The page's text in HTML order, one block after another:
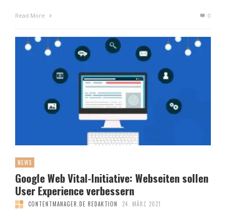
Read More 0
NEWS
Google Web Vital-Initiative: Webseiten sollen
User Experience verbessern
CONTENTMANAGER.DE REDAKTION 24. MÄRZ 2021